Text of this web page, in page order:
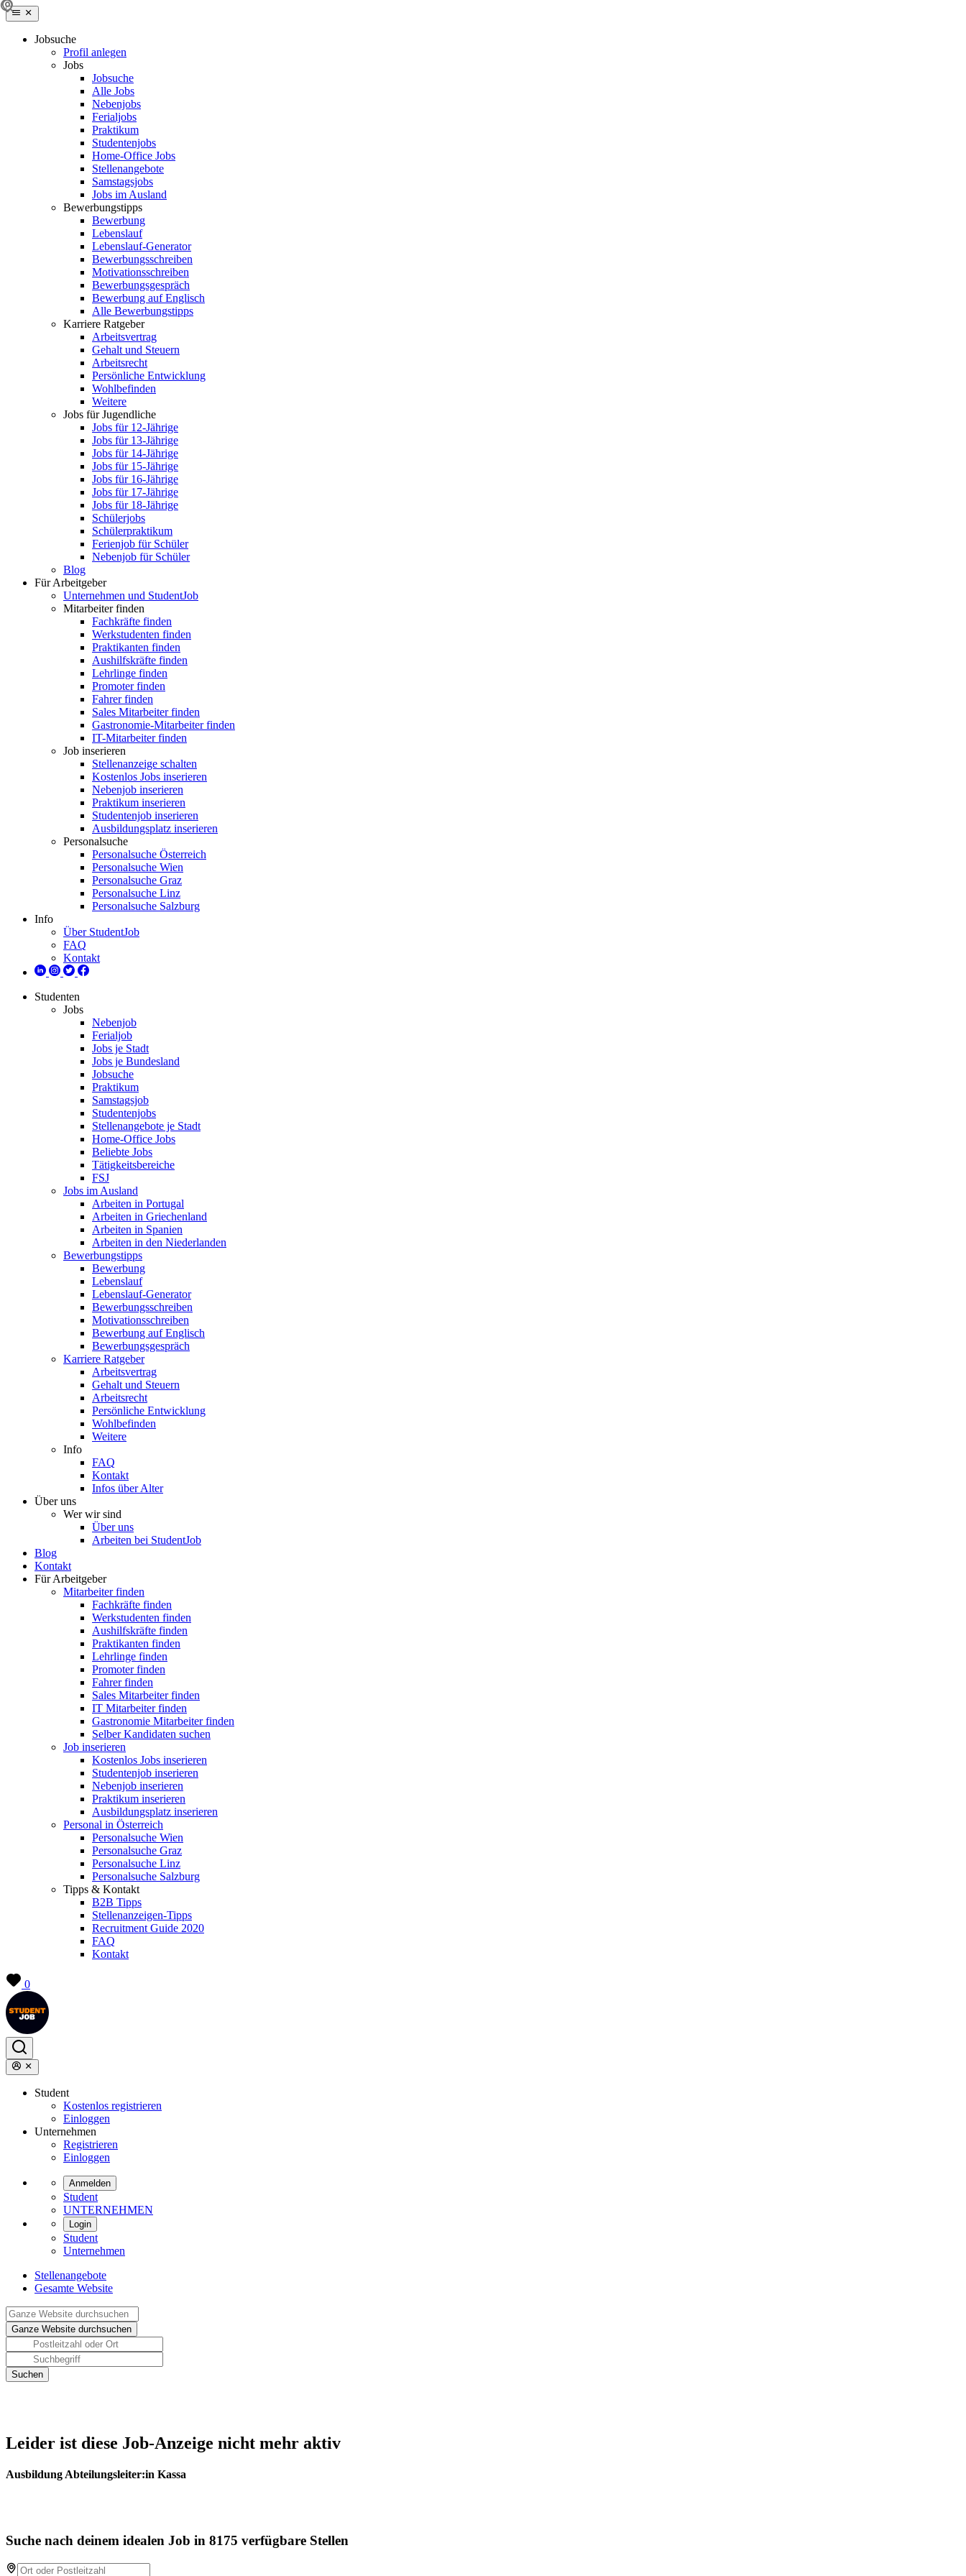
Jobsuche
Profil anlegen
Jobs
Jobsuche
Alle Jobs
Nebenjobs
Ferialjobs
Praktikum
Studentenjobs
Home-Office Jobs
Stellenangebote
Samstagsjobs
Jobs im Ausland
Bewerbungstipps
Bewerbung
Lebenslauf
Lebenslauf-Generator
Bewerbungsschreiben
Motivationsschreiben
Bewerbungsgespräch
Bewerbung auf Englisch
Alle Bewerbungstipps
Karriere Ratgeber
Arbeitsvertrag
Gehalt und Steuern
Arbeitsrecht
Persönliche Entwicklung
Wohlbefinden
Weitere
Jobs für Jugendliche
Jobs für 12-Jährige
Jobs für 13-Jährige
Jobs für 14-Jährige
Jobs für 15-Jährige
Jobs für 16-Jährige
Jobs für 17-Jährige
Jobs für 18-Jährige
Schülerjobs
Schülerpraktikum
Ferienjob für Schüler
Nebenjob für Schüler
Blog
Für Arbeitgeber
Unternehmen und StudentJob
Mitarbeiter finden
Fachkräfte finden
Werkstudenten finden
Praktikanten finden
Aushilfskräfte finden
Lehrlinge finden
Promoter finden
Fahrer finden
Sales Mitarbeiter finden
Gastronomie-Mitarbeiter finden
IT-Mitarbeiter finden
Job inserieren
Stellenanzeige schalten
Kostenlos Jobs inserieren
Nebenjob inserieren
Praktikum inserieren
Studentenjob inserieren
Ausbildungsplatz inserieren
Personalsuche
Personalsuche Österreich
Personalsuche Wien
Personalsuche Graz
Personalsuche Linz
Personalsuche Salzburg
Info
Über StudentJob
FAQ
Kontakt
Studenten
Jobs
Nebenjob
Ferialjob
Jobs je Stadt
Jobs je Bundesland
Jobsuche
Praktikum
Samstagsjob
Studentenjobs
Stellenangebote je Stadt
Home-Office Jobs
Beliebte Jobs
Tätigkeitsbereiche
FSJ
Jobs im Ausland
Arbeiten in Portugal
Arbeiten in Griechenland
Arbeiten in Spanien
Arbeiten in den Niederlanden
Bewerbungstipps
Bewerbung
Lebenslauf
Lebenslauf-Generator
Bewerbungsschreiben
Motivationsschreiben
Bewerbung auf Englisch
Bewerbungsgespräch
Karriere Ratgeber
Arbeitsvertrag
Gehalt und Steuern
Arbeitsrecht
Persönliche Entwicklung
Wohlbefinden
Weitere
Info
FAQ
Kontakt
Infos über Alter
Über uns
Wer wir sind
Über uns
Arbeiten bei StudentJob
Blog
Kontakt
Für Arbeitgeber
Mitarbeiter finden
Fachkräfte finden
Werkstudenten finden
Aushilfskräfte finden
Praktikanten finden
Lehrlinge finden
Promoter finden
Fahrer finden
Sales Mitarbeiter finden
IT Mitarbeiter finden
Gastronomie Mitarbeiter finden
Selber Kandidaten suchen
Job inserieren
Kostenlos Jobs inserieren
Studentenjob inserieren
Nebenjob inserieren
Praktikum inserieren
Ausbildungsplatz inserieren
Personal in Österreich
Personalsuche Wien
Personalsuche Graz
Personalsuche Linz
Personalsuche Salzburg
Tipps & Kontakt
B2B Tipps
Stellenanzeigen-Tipps
Recruitment Guide 2020
FAQ
Kontakt
0
Student
Kostenlos registrieren
Einloggen
Unternehmen
Registrieren
Einloggen
Anmelden
Student
UNTERNEHMEN
Login
Student
Unternehmen
Stellenangebote
Gesamte Website
Leider ist diese Job-Anzeige nicht mehr aktiv
Ausbildung Abteilungsleiter:in Kassa
Suche nach deinem idealen Job in 8175 verfügbare Stellen